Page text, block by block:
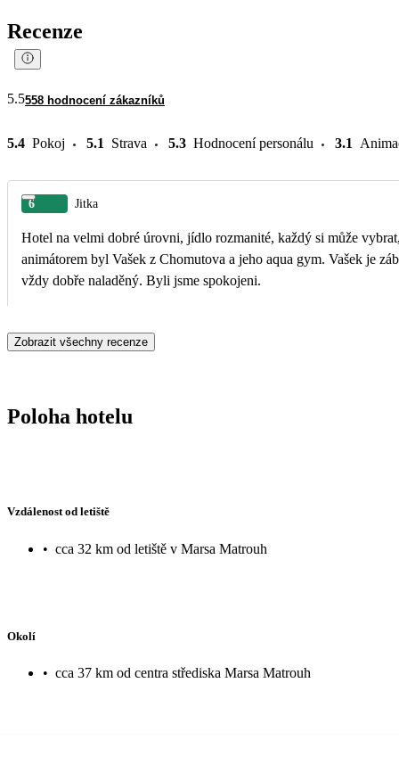
Recenze
5.5558 hodnocení zákazníků
5.4 Pokoj 5.1 Strava 5.3 Hodnocení personálu 3.1
6 Jitka
Hotel na velmi dobré úrovni, jídlo rozmanité, každý si může
animátorem byl Vašek z Chomutova a jeho aqua gym. Vašek je zábavný, komunikativní, přátelský a
vždy dobře naladěný. Byli jsme spokojeni.
Zobrazit všechny recenze
Poloha hotelu
Vzdálenost od letiště
• cca 32 km od letiště v Marsa Matrouh
Okolí
• cca 37 km od centra střediska Marsa Matrouh